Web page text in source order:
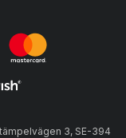
3, SE-394